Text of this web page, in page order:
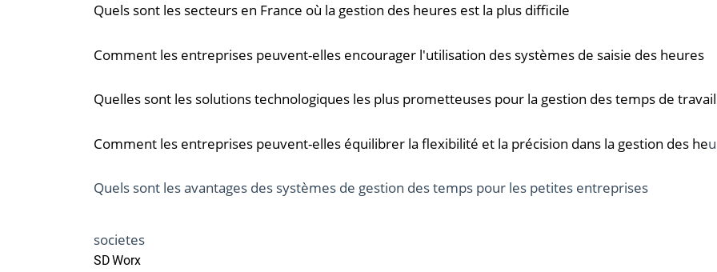
Quels sont les secteurs en France où la gestion des heures est la plus difficile
Comment les entreprises peuvent-elles encourager l'utilisation des systèmes de saisie des heures
Quelles sont les solutions technologiques les plus prometteuses pour la gestion des temps de travail
Comment les entreprises peuvent-elles équilibrer la flexibilité et la précision dans la gestion des he
Quels sont les avantages des systèmes de gestion des temps pour les petites entreprises
societes
SD Worx